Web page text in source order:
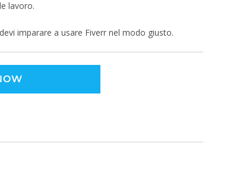
lavoro.
imparare a usare Fiverr nel modo giusto.